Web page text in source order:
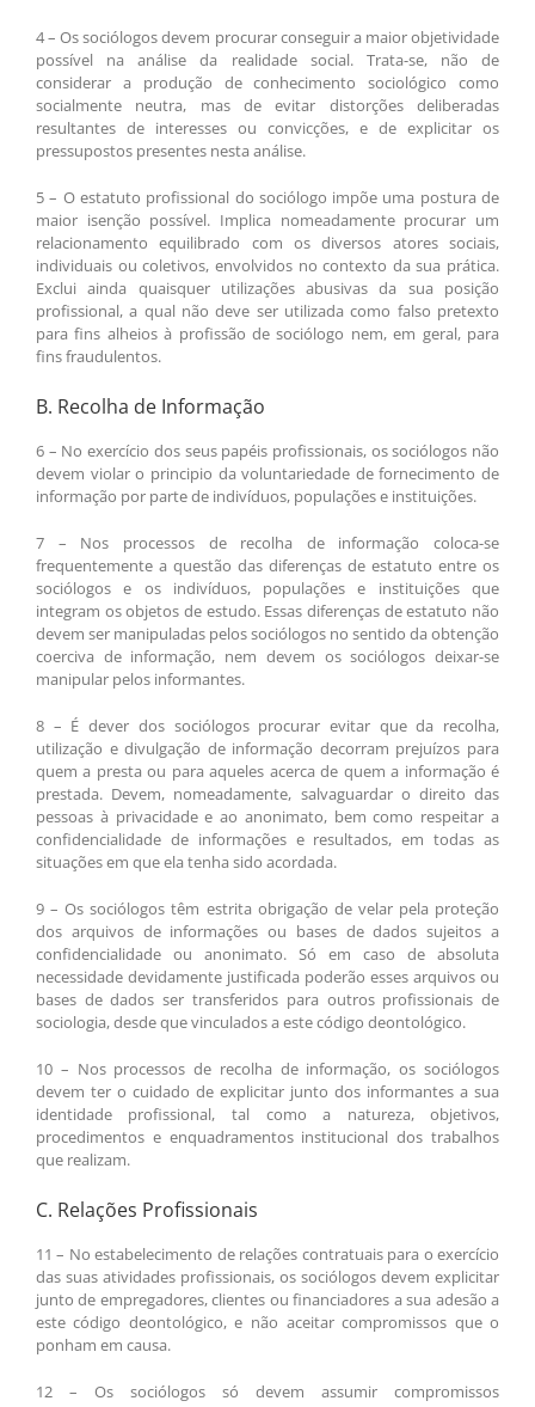
4 – Os sociólogos devem procurar conseguir a maior objetividade
possível na análise da realidade social. Trata-se, não de
considerar a produção de conhecimento sociológico como
socialmente neutra, mas de evitar distorções deliberadas
resultantes de interesses ou convicções, e de explicitar os
pressupostos presentes nesta análise.
5 – O estatuto profissional do sociólogo impõe uma postura de
maior isenção possível. Implica nomeadamente procurar um
relacionamento equilibrado com os diversos atores sociais,
individuais ou coletivos, envolvidos no contexto da sua prática.
Exclui ainda quaisquer utilizações abusivas da sua posição
profissional, a qual não deve ser utilizada como falso pretexto
para fins alheios à profissão de sociólogo nem, em geral, para
fins fraudulentos.
B. Recolha de Informação
6 – No exercício dos seus papéis profissionais, os sociólogos não
devem violar o principio da voluntariedade de fornecimento de
informação por parte de indivíduos, populações e instituições.
7 – Nos processos de recolha de informação coloca-se
frequentemente a questão das diferenças de estatuto entre os
sociólogos e os indivíduos, populações e instituições que
integram os objetos de estudo. Essas diferenças de estatuto não
devem ser manipuladas pelos sociólogos no sentido da obtenção
coerciva de informação, nem devem os sociólogos deixar-se
manipular pelos informantes.
8 – É dever dos sociólogos procurar evitar que da recolha,
utilização e divulgação de informação decorram prejuízos para
quem a presta ou para aqueles acerca de quem a informação é
prestada. Devem, nomeadamente, salvaguardar o direito das
pessoas à privacidade e ao anonimato, bem como respeitar a
confidencialidade de informações e resultados, em todas as
situações em que ela tenha sido acordada.
9 – Os sociólogos têm estrita obrigação de velar pela proteção
dos arquivos de informações ou bases de dados sujeitos a
confidencialidade ou anonimato. Só em caso de absoluta
necessidade devidamente justificada poderão esses arquivos ou
bases de dados ser transferidos para outros profissionais de
sociologia, desde que vinculados a este código deontológico.
10 – Nos processos de recolha de informação, os sociólogos
devem ter o cuidado de explicitar junto dos informantes a sua
identidade profissional, tal como a natureza, objetivos,
procedimentos e enquadramentos institucional dos trabalhos
que realizam.
C. Relações Profissionais
11 – No estabelecimento de relações contratuais para o exercício
das suas atividades profissionais, os sociólogos devem explicitar
junto de empregadores, clientes ou financiadores a sua adesão a
este código deontológico, e não aceitar compromissos que o
ponham em causa.
12 – Os sociólogos só devem assumir compromissos